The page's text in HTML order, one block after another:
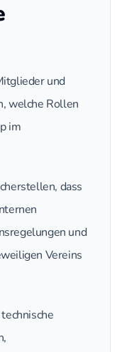
und
welche Rollen
im
dass
und
Vereins